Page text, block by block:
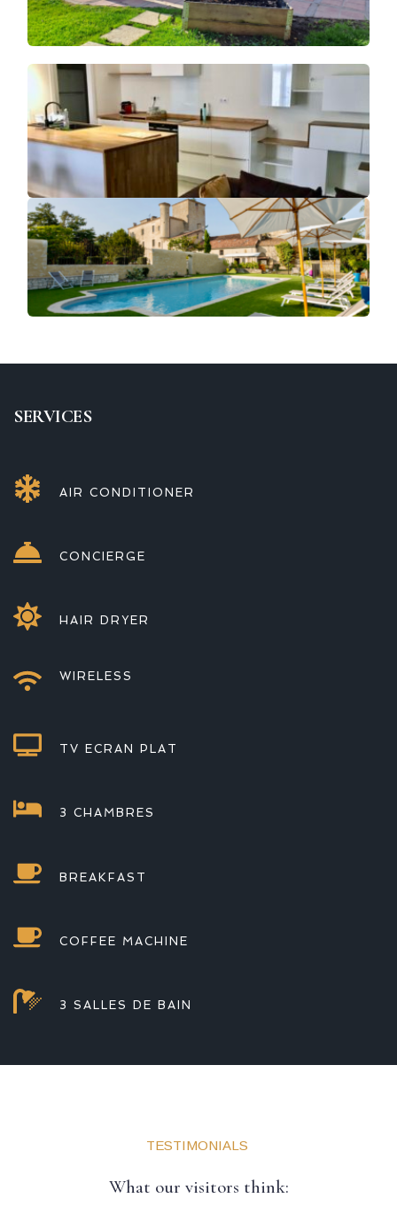
SERVICES
AIR CONDITIONER
CONCIERGE
HAIR DRYER
WIRELESS
TV ECRAN PLAT
3 CHAMBRES
BREAKFAST
COFFEE MACHINE
3 SALLES DE BAIN
TESTIMONIALS
What our visitors think: